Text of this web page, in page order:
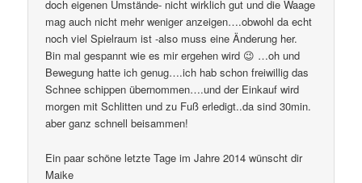
doch eigenen Umstände- nicht wirklich gut und die Waage
mag auch nicht mehr weniger anzeigen….obwohl da echt
noch viel Spielraum ist -also muss eine Änderung her.
Bin mal gespannt wie es mir ergehen wird 😉 …oh und
Bewegung hatte ich genug….ich hab schon freiwillig das
Schnee schippen übernommen….und der Einkauf wird
morgen mit Schlitten und zu Fuß erledigt..da sind 30min.
aber ganz schnell beisammen!
Ein paar schöne letzte Tage im Jahre 2014 wünscht dir
Maike